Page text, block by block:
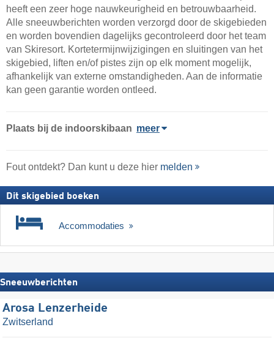
heeft een zeer hoge nauwkeurigheid en betrouwbaarheid.
Alle sneeuwberichten worden verzorgd door de skigebieden
en worden bovendien dagelijks gecontroleerd door het team
van Skiresort. Kortetermijnwijzigingen en sluitingen van het
skigebied, liften en/of pistes zijn op elk moment mogelijk,
afhankelijk van externe omstandigheden. Aan de informatie
kan geen garantie worden ontleed.
Plaats bij de indoorskibaan meer
Fout ontdekt? Dan kunt u deze hier melden
Dit skigebied boeken
Accommodaties
Sneeuwberichten
Arosa Lenzerheide
Zwitserland